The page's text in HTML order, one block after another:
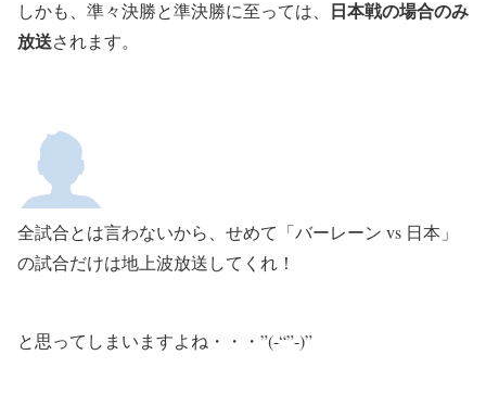
しかも、準々決勝と準決勝に至っては、 日本戦の場合のみ
放送されます。
全試合とは言わないから、せめて「バーレーン vs 日本」
の試合だけは地上波放送してくれ！
と思ってしまいますよね・・・”(-“”-)”